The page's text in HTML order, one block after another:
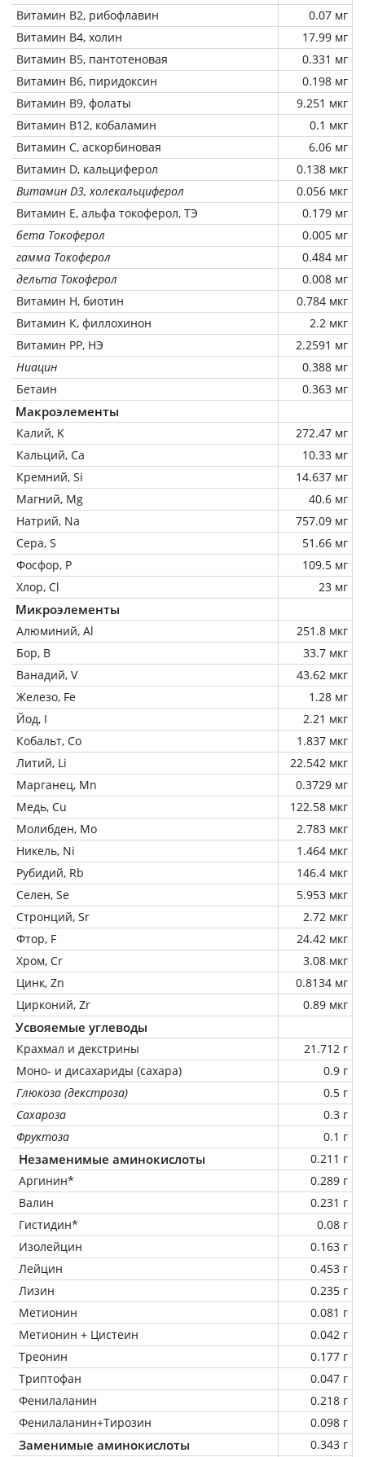
Витамин В2, рибофлавин
0.07 мг
Витамин В4, холин
17.99 мг
Витамин В5, пантотеновая
0.331 мг
Витамин В6, пиридоксин
0.198 мг
Витамин В9, фолаты
9.251 мкг
Витамин В12, кобаламин
0.1 мкг
Витамин C, аскорбиновая
6.06 мг
Витамин D, кальциферол
0.138 мкг
Витамин D3, холекальциферол
0.056 мкг
Витамин Е, альфа токоферол, ТЭ
0.179 мг
бета Токоферол
0.005 мг
гамма Токоферол
0.484 мг
дельта Токоферол
0.008 мг
Витамин Н, биотин
0.784 мкг
Витамин К, филлохинон
2.2 мкг
Витамин РР, НЭ
2.2591 мг
Ниацин
0.388 мг
Бетаин
0.363 мг
Макроэлементы
Калий, K
272.47 мг
Кальций, Ca
10.33 мг
Кремний, Si
14.637 мг
Магний, Mg
40.6 мг
Натрий, Na
757.09 мг
Сера, S
51.66 мг
Фосфор, P
109.5 мг
Хлор, Cl
23 мг
Микроэлементы
Алюминий, Al
251.8 мкг
Бор, B
33.7 мкг
Ванадий, V
43.62 мкг
Железо, Fe
1.28 мг
Йод, I
2.21 мкг
Кобальт, Co
1.837 мкг
Литий, Li
22.542 мкг
Марганец, Mn
0.3729 мг
Медь, Cu
122.58 мкг
Молибден, Mo
2.783 мкг
Никель, Ni
1.464 мкг
Рубидий, Rb
146.4 мкг
Селен, Se
5.953 мкг
Стронций, Sr
2.72 мкг
Фтор, F
24.42 мкг
Хром, Cr
3.08 мкг
Цинк, Zn
0.8134 мг
Цирконий, Zr
0.89 мкг
Усвояемые углеводы
Крахмал и декстрины
21.712 г
Моно- и дисахариды (сахара)
0.9 г
Глюкоза (декстроза)
0.5 г
Сахароза
0.3 г
Фруктоза
0.1 г
Незаменимые аминокислоты
0.211 г
Аргинин*
0.289 г
Валин
0.231 г
Гистидин*
0.08 г
Изолейцин
0.163 г
Лейцин
0.453 г
Лизин
0.235 г
Метионин
0.081 г
Метионин + Цистеин
0.042 г
Треонин
0.177 г
Триптофан
0.047 г
Фенилаланин
0.218 г
Фенилаланин+Тирозин
0.098 г
Заменимые аминокислоты
0.343 г